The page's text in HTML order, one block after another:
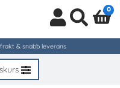
in
/
0
& snabb leverans